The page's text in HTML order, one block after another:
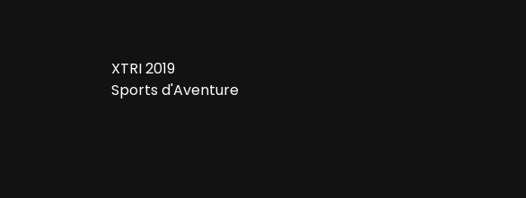
XTRI 2019
Sports d'Aventure